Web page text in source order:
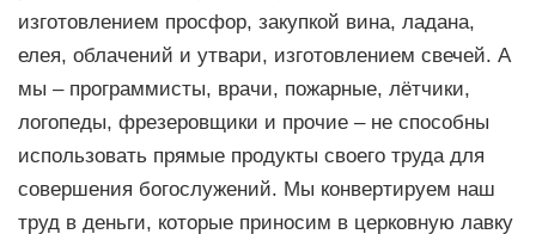
изготовлением просфор, закупкой вина, ладана,
елея, облачений и утвари, изготовлением свечей. А
мы – программисты, врачи, пожарные, лётчики,
логопеды, фрезеровщики и прочие – не способны
использовать прямые продукты своего труда для
совершения богослужений. Мы конвертируем наш
труд в деньги, которые приносим в церковную лавку